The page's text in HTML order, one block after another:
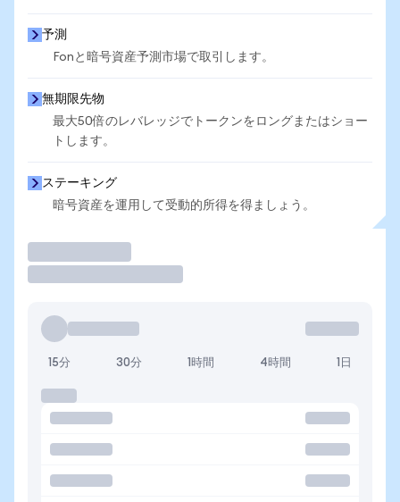
予測
Fonと暗号資産予測市場で取引します。
無期限先物
最大50倍のレバレッジでトークンをロングまたはショー
トします。
ステーキング
暗号資産を運用して受動的所得を得ましょう。
15分 30分 1時間 4時間 1日